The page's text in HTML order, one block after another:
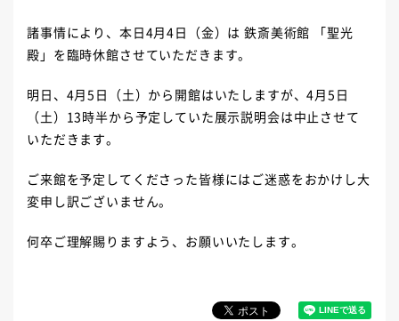
諸事情により、本日4月4日（金）は 鉄斎美術館 「聖光
殿」を臨時休館させていただきます。
明日、4月5日（土）から開館はいたしますが、4月5日
（土）13時半から予定していた展示説明会は中止させて
いただきます。
ご来館を予定してくださった皆様にはご迷惑をおかけし大
変申し訳ございません。
何卒ご理解賜りますよう、お願いいたします。